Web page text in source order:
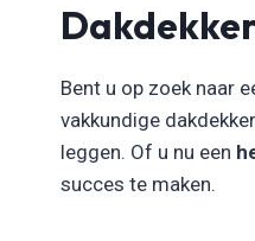
Bent u op zoek naar
vakkundige
leggen. Of u nu een
succes te maken.